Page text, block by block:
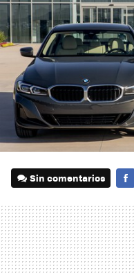
Sin comentarios